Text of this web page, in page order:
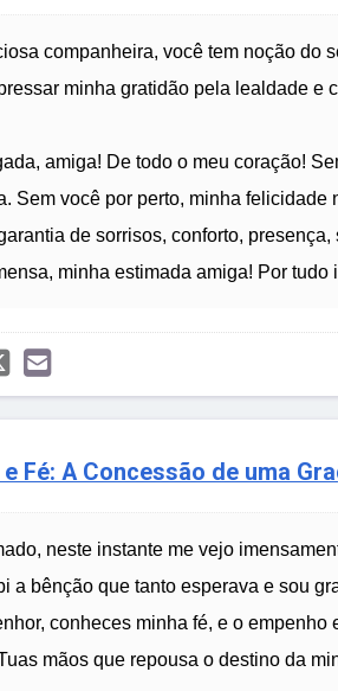
companheira, você tem noção do
minha gratidão pela lealdade e
amiga! De todo o meu coração!
Sem você por perto, minha
de sorrisos, conforto, presença,
minha estimada amiga! Por tudo
Fé: A Concessão de uma
neste instante me vejo
a bênção que tanto esperava e sou
conheces minha fé, e o
mãos que repousa o destino da